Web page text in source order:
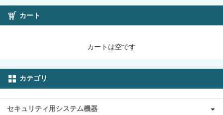
カート
カートは空です
カテゴリ
セキュリティ用システム機器